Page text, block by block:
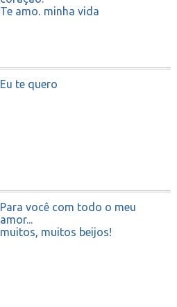
Te amo, minha vida
Eu te quero
Para você com todo o meu
amor...
muitos, muitos beijos!